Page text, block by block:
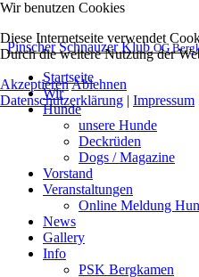
Pinscher Schnauzer Klub OG
Startseite
Wir
Hunde
unsere Hunde
Deckrüden
Dogs / Magazine
Vorstand
Veranstaltungen
Online Meldung
News
Gallery
Info
PSK Bergkamen
Wir benutzen Cookies
Diese Internetseite verwendet
Durch die weitere Nutzung der
AkzeptierenAblehnen
Datenschutzerklärung | Impressum